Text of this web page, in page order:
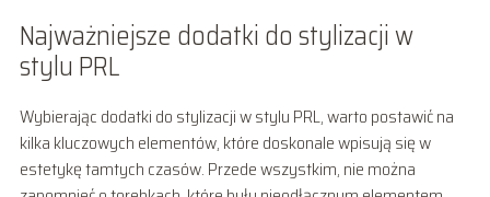
Najważniejsze dodatki do stylizacji w
stylu PRL
Wybierając dodatki do stylizacji w stylu PRL, warto postawić na
kilka kluczowych elementów, które doskonale wpisują się w
estetykę tamtych czasów. Przede wszystkim, nie można